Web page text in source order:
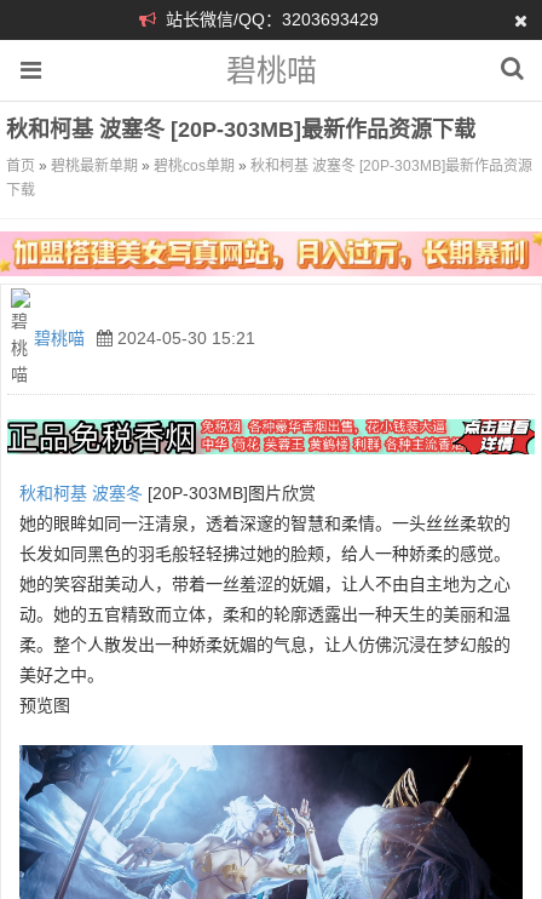
站长微信/QQ：3203693429
碧桃喵
秋和柯基 波塞冬 [20P-303MB]最新作品资源下载
首页 » 碧桃最新单期 » 碧桃cos单期 » 秋和柯基 波塞冬 [20P-303MB]最新作品资源
下载
碧桃喵 2024-05-30 15:21
秋和柯基 波塞冬 [20P-303MB]图片欣赏
她的眼眸如同一汪清泉，透着深邃的智慧和柔情。一头丝丝柔软的
长发如同黑色的羽毛般轻轻拂过她的脸颊，给人一种娇柔的感觉。
她的笑容甜美动人，带着一丝羞涩的妩媚，让人不由自主地为之心
动。她的五官精致而立体，柔和的轮廓透露出一种天生的美丽和温
柔。整个人散发出一种娇柔妩媚的气息，让人仿佛沉浸在梦幻般的
美好之中。
预览图